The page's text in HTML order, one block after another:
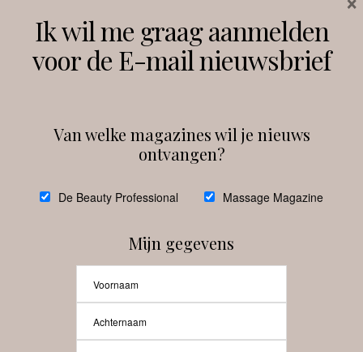
Instagram Facebook
debeautyprofessional
Ik wil me graag aanmelden
voor de E-mail nieuwsbrief
Van welke magazines wil je nieuws
ontvangen?
De Beauty Professional Massage Magazine
Mijn gegevens